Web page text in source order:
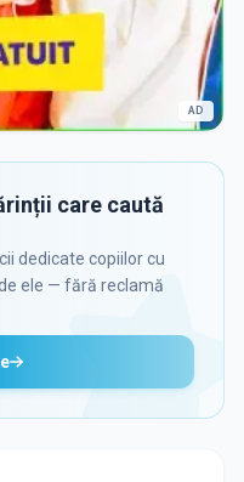
AD
care caută
dedicate copiilor cu
ele — fără reclamă